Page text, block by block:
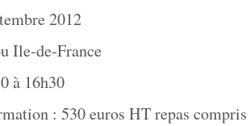
2012
Ile-de-France
à 16h30
: 530 euros HT repas compris